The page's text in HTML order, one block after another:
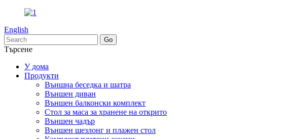
English
Търсене
У дома
Продукти
Външна беседка и шатра
Външен диван
Външен балконски комплект
Стол за маса за хранене на открито
Външен чадър
Външен шезлонг и плажен стол